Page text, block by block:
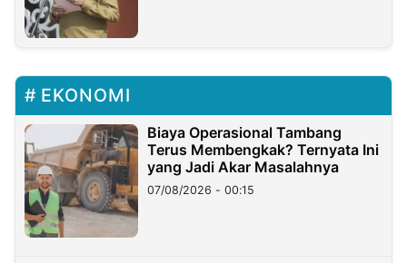
EKONOMI
Biaya Operasional Tambang
Terus Membengkak? Ternyata Ini
yang Jadi Akar Masalahnya
07/08/2026 - 00:15